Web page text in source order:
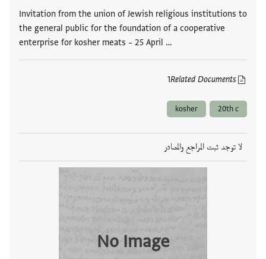
Invitation from the union of Jewish religious institutions to
the general public for the foundation of a cooperative
enterprise for kosher meats – 25 April …
Related Documents
1
20th c
kosher
لا توجد ثبت المراجع والمصادر
No Image